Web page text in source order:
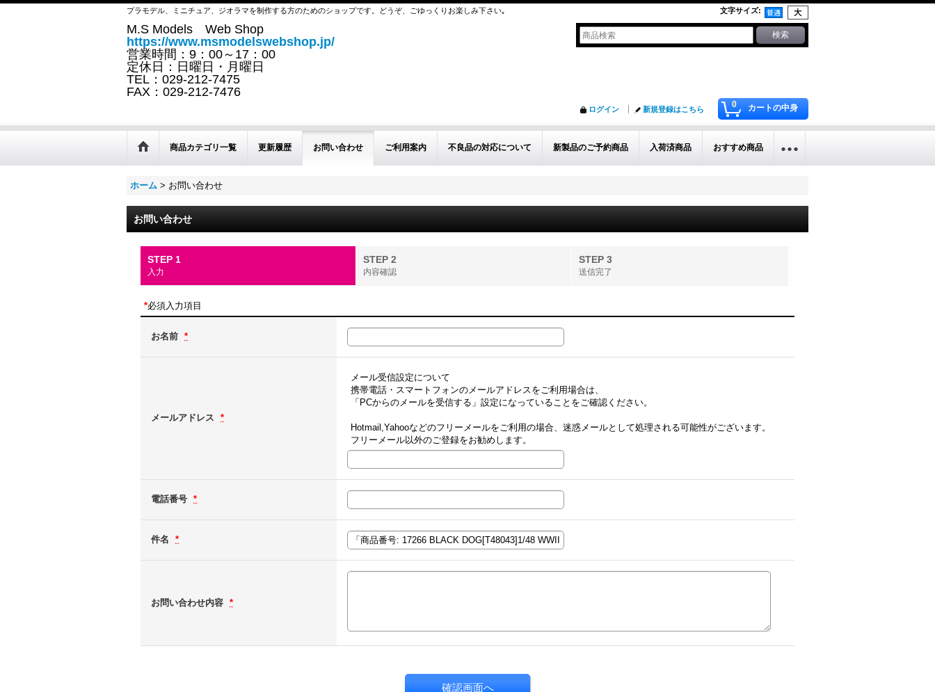
プラモデル、ミニチュア、ジオラマを制作する方のためのショップです。どうぞ、ごゆっくりお楽しみ下さい｡ 文字サイズ:
M.S Models Web Shop
https://www.msmodelswebshop.jp/
営業時間：9：00～17：00
定休日：日曜日・月曜日
TEL：029-212-7475
FAX：029-212-7476
0 カートの中身
ログイン 新規登録はこちら
商品カテゴリ一覧 更新履歴 お問い合わせ ご利用案内 不良品の対応について 新製品のご予約商品 入荷済商品 おすすめ商品
ホーム > お問い合わせ
お問い合わせ
STEP 1
入力
STEP 2
内容確認
STEP 3
送信完了
*必須入力項目
お名前 *
メールアドレス *
メール受信設定について
携帯電話・スマートフォンのメールアドレスをご利用場合は、
「PCからのメールを受信する」設定になっていることをご確認ください。
Hotmail,Yahooなどのフリーメールをご利用の場合、迷惑メールとして処理される可能性がございます。
フリーメール以外のご登録をお勧めします。
電話番号 *
件名 *
お問い合わせ内容 *